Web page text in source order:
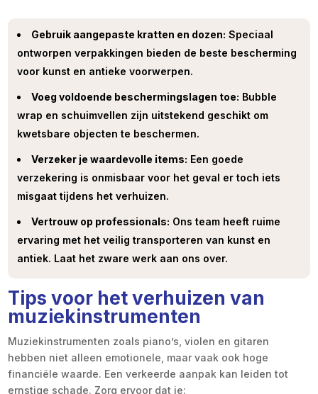
Gebruik aangepaste kratten en dozen: Speciaal
ontworpen verpakkingen bieden de beste bescherming
voor kunst en antieke voorwerpen.
Voeg voldoende beschermingslagen toe: Bubble
wrap en schuimvellen zijn uitstekend geschikt om
kwetsbare objecten te beschermen.
Verzeker je waardevolle items: Een goede
verzekering is onmisbaar voor het geval er toch iets
misgaat tijdens het verhuizen.
Vertrouw op professionals: Ons team heeft ruime
ervaring met het veilig transporteren van kunst en
antiek. Laat het zware werk aan ons over.
Tips voor het verhuizen van
muziekinstrumenten
Muziekinstrumenten zoals piano’s, violen en gitaren
hebben niet alleen emotionele, maar vaak ook hoge
financiële waarde. Een verkeerde aanpak kan leiden tot
ernstige schade. Zorg ervoor dat je: